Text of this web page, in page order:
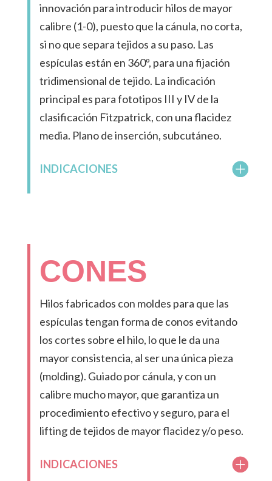
innovación para introducir hilos de mayor
calibre (1-0), puesto que la cánula, no corta,
si no que separa tejidos a su paso. Las
espículas están en 360º, para una fijación
tridimensional de tejido. La indicación
principal es para fototipos III y IV de la
clasificación Fitzpatrick, con una flacidez
media. Plano de inserción, subcutáneo.
INDICACIONES
CONES
Hilos fabricados con moldes para que las
espículas tengan forma de conos evitando
los cortes sobre el hilo, lo que le da una
mayor consistencia, al ser una única pieza
(molding). Guiado por cánula, y con un
calibre mucho mayor, que garantiza un
procedimiento efectivo y seguro, para el
lifting de tejidos de mayor flacidez y/o peso.
INDICACIONES